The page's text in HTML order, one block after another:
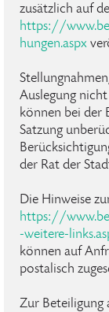
zusätzlich auf
https://
hungen.aspx
Auslegung
können bei der
Satzung
der Rat der
Die Hinweise
https://
-weitere-
können auf
postalisch
Zur Beteiligung